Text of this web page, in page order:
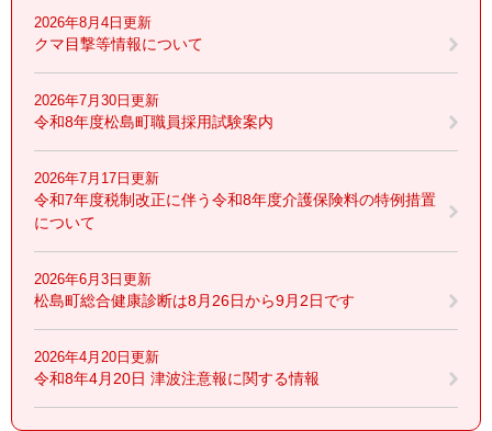
2026年8月4日更新
クマ目撃等情報について
2026年7月30日更新
令和8年度松島町職員採用試験案内
2026年7月17日更新
令和7年度税制改正に伴う令和8年度介護保険料の特例措置
について
2026年6月3日更新
松島町総合健康診断は8月26日から9月2日です
2026年4月20日更新
令和8年4月20日 津波注意報に関する情報